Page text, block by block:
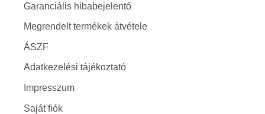
Garanciális hibabejelentő
Megrendelt termékek átvétele
ÁSZF
Adatkezelési tájékoztató
Impresszum
Saját fiók